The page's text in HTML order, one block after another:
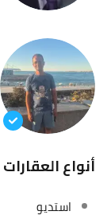
أنواع العقارات
استديو